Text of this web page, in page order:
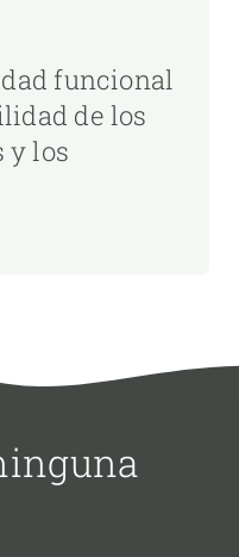
funcional
de los
y los